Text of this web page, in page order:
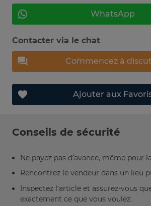
WhatsApp
Contacter via le chat
Commencez à
Ajouter aux
Conseils de sécurité
Ne payez pas d’avance, même pour
Rencontrez le vendeur dans un lieu
Inspectez l’article et assurez-vous
exactement ce que vous voulez.